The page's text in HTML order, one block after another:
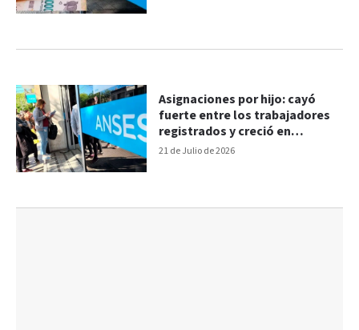
21 de Julio de 2026
Asignaciones por hijo: cayó
fuerte entre los trabajadores
registrados y creció en
informales con la AUH